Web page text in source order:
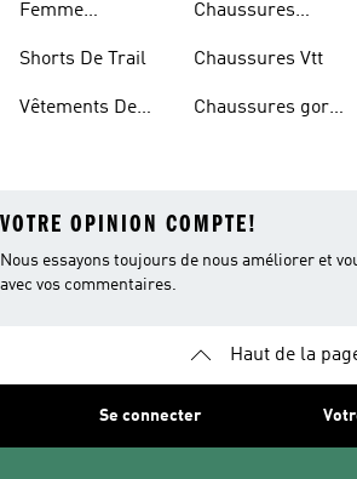
Trail
Femme
Trail
Shorts De Trail
Vêtements De
Randonnée
Chaussures
Chaussures Vtt
Chaussures gore-
VOTRE OPINION COMPTE!
Nous essayons toujours de nous améliorer et
avec vos commentaires.
Haut de la
Se connecter